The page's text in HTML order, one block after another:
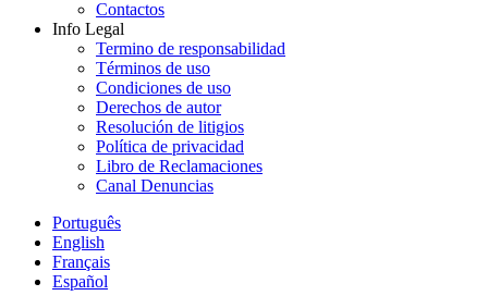
Contactos
Info Legal
Termino de responsabilidad
Términos de uso
Condiciones de uso
Derechos de autor
Resolución de litigios
Política de privacidad
Libro de Reclamaciones
Canal Denuncias
Português
English
Français
Español